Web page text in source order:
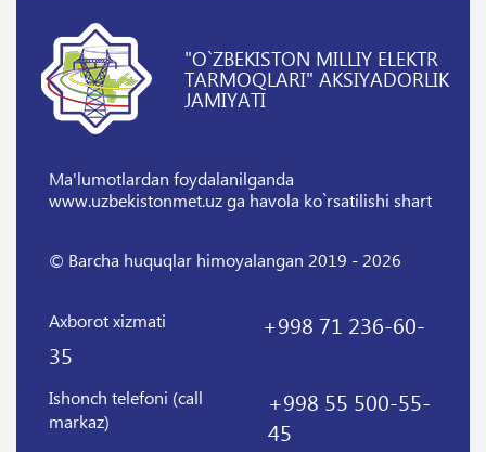
"O`ZBEKISTON MILLIY ELEKTR
TARMOQLARI" AKSIYADORLIK
JAMIYATI
Ma'lumotlardan foydalanilganda
www.uzbekistonmet.uz ga havola ko`rsatilishi shart
© Barcha huquqlar himoyalangan 2019 - 2026
Axborot xizmati
+998 71 236-60-
35
Ishonch telefoni (call
markaz)
+998 55 500-55-
45